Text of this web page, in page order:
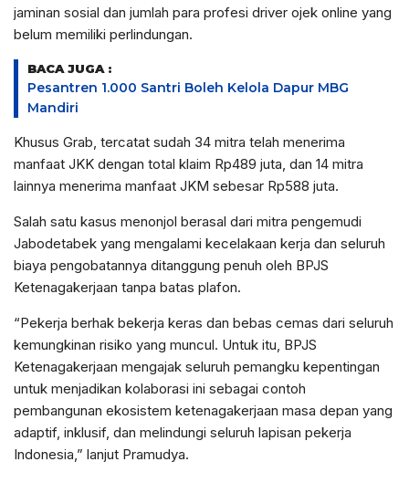
jaminan sosial dan jumlah para profesi driver ojek online yang
belum memiliki perlindungan.
BACA JUGA :
Pesantren 1.000 Santri Boleh Kelola Dapur MBG
Mandiri
Khusus Grab, tercatat sudah 34 mitra telah menerima
manfaat JKK dengan total klaim Rp489 juta, dan 14 mitra
lainnya menerima manfaat JKM sebesar Rp588 juta.
Salah satu kasus menonjol berasal dari mitra pengemudi
Jabodetabek yang mengalami kecelakaan kerja dan seluruh
biaya pengobatannya ditanggung penuh oleh BPJS
Ketenagakerjaan tanpa batas plafon.
“Pekerja berhak bekerja keras dan bebas cemas dari seluruh
kemungkinan risiko yang muncul. Untuk itu, BPJS
Ketenagakerjaan mengajak seluruh pemangku kepentingan
untuk menjadikan kolaborasi ini sebagai contoh
pembangunan ekosistem ketenagakerjaan masa depan yang
adaptif, inklusif, dan melindungi seluruh lapisan pekerja
Indonesia,” lanjut Pramudya.